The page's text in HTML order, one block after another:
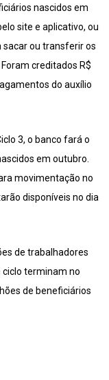
nascidos em
site e aplicativo, ou
sacar ou transferir os
creditados R$
do auxílio
3, o banco fará o
em outubro.
movimentação no
disponíveis no dia
de trabalhadores
ciclo terminam no
de beneficiários